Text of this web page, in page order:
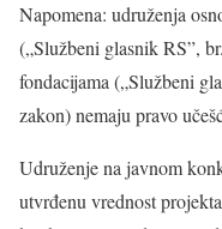
Napomena: udruženja
(„Službeni glasnik RS”,
fondacijama („Službeni
zakon) nemaju pravo
Udruženje na javnom
utvrđenu vrednost